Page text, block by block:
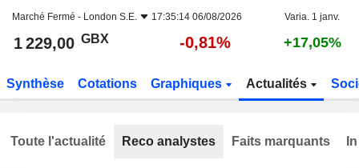
Marché Fermé - London S.E. 17:35:14 06/08/2026 Varia. 1 janv.
1 229,00 GBX -0,81% +17,05%
Synthèse Cotations Graphiques Actualités
Toute l'actualité Reco analystes Faits marquants